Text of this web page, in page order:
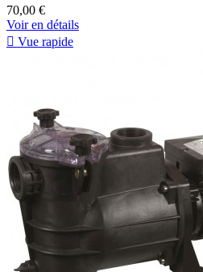
70,00 €
Voir en détails
 Vue rapide